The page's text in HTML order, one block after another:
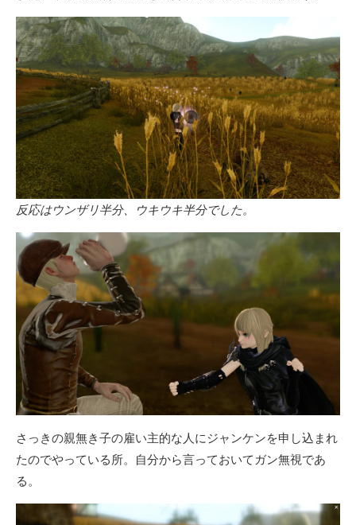
反応はウンザリ半分、ウキウキ半分でした。
さっきの親無き子の雇い主的な人にジャンケンを申し込まれ
たのでやっている所。自分から言っておいてガン無視であ
る。